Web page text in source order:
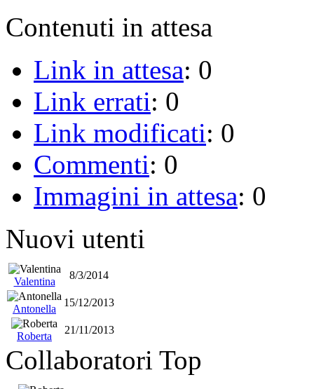
Contenuti in attesa
Link in attesa: 0
Link errati: 0
Link modificati: 0
Commenti: 0
Immagini in attesa: 0
Nuovi utenti
Valentina
8/3/2014
Antonella
15/12/2013
Roberta
21/11/2013
Collaboratori Top